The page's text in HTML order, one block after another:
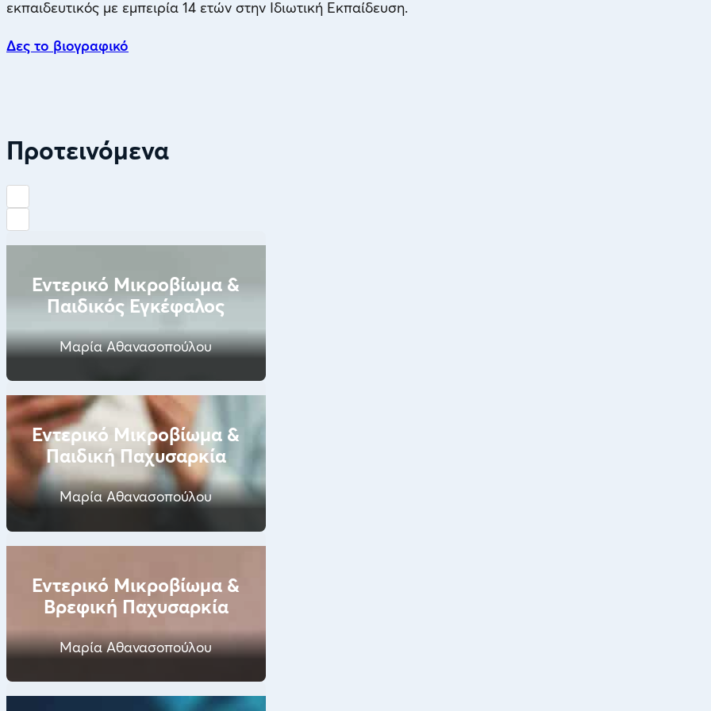
εκπαιδευτικός με εμπειρία 14 ετών στην Ιδιωτική Εκπαίδευση.
Δες το βιογραφικό
Προτεινόμενα
Εντερικό Μικροβίωμα &
Παιδικός Εγκέφαλος
Μαρία Αθανασοπούλου
Εντερικό Μικροβίωμα &
Παιδική Παχυσαρκία
Μαρία Αθανασοπούλου
Εντερικό Μικροβίωμα &
Βρεφική Παχυσαρκία
Μαρία Αθανασοπούλου